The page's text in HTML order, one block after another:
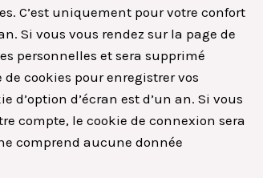
C’est uniquement pour votre confort
Si vous vous rendez sur la page de
personnelles et sera supprimé
cookies pour enregistrer vos
d’option d’écran est d’un an. Si vous
compte, le cookie de connexion sera
comprend aucune donnée